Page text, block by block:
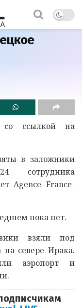
со ссылкой на
в заложники
сотрудника
Agence France-
пока нет.
взяли под
на севере Ирака.
аэропорт и